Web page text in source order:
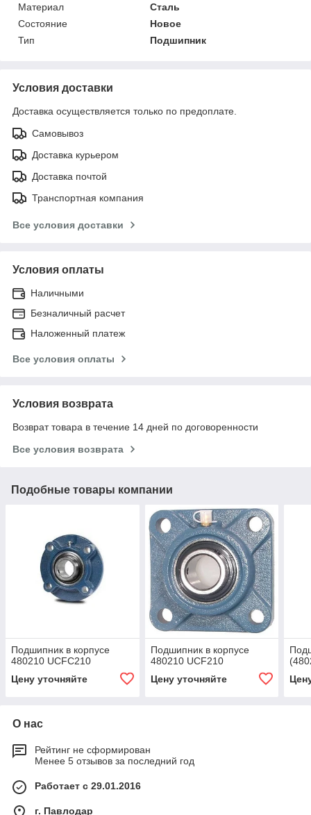
Материал
Сталь
Состояние
Новое
Тип
Подшипник
Условия доставки
Доставка осуществляется только по предоплате.
Самовывоз
Доставка курьером
Доставка почтой
Транспортная компания
Все условия доставки
Условия оплаты
Наличными
Безналичный расчет
Наложенный платеж
Все условия оплаты
Условия возврата
Возврат товара в течение 14 дней по договоренности
Все условия возврата
Подобные товары компании
Подшипник в корпусе
480210 UCFC210
Цену уточняйте
Подшипник в корпусе
480210 UCF210
Цену уточняйте
О нас
Рейтинг не сформирован
Менее 5 отзывов за последний год
Работает с 29.01.2016
г. Павлодар